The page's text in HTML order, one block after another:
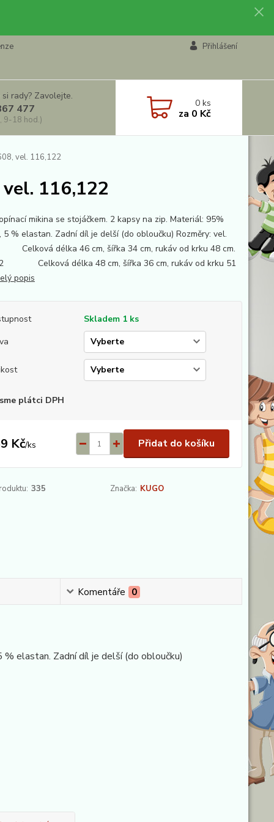
Přihlášení
rady? Zavolejte.
477
9-18 hod.)
0ks
za 0 Kč
vel. 116,122
116,122
mikina se stojáčkem. 2 kapsy na zip. Materiál: 95%
5 % elastan. Zadní díl je delší (do obloučku) Rozměry: vel.
délka 46 cm, šířka 34 cm, rukáv od krku 48 cm.
Celková délka 48 cm, šířka 36 cm, rukáv od krku 51
popis
Skladem 1 ks
plátci DPH
Kč/ks Přidat do košíku
335 Značka: KUGO
Komentáře 0
elastan. Zadní díl je delší (do obloučku)